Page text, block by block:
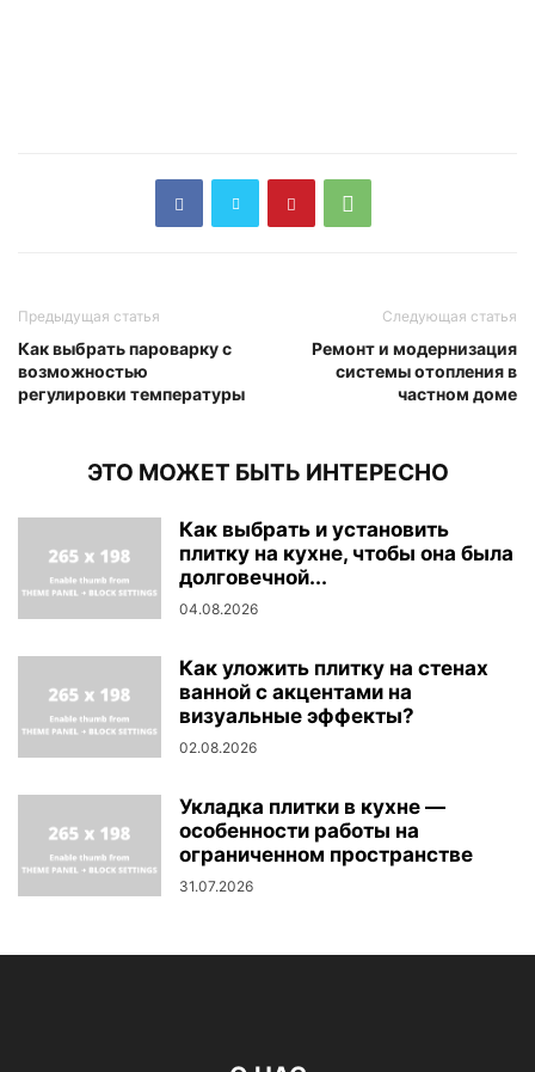
Предыдущая статья
Как выбрать пароварку с
возможностью
регулировки температуры
Следующая статья
Ремонт и модернизация
системы отопления в
частном доме
ЭТО МОЖЕТ БЫТЬ ИНТЕРЕСНО
Как выбрать и установить
плитку на кухне, чтобы она была
долговечной...
04.08.2026
Как уложить плитку на стенах
ванной с акцентами на
визуальные эффекты?
02.08.2026
Укладка плитки в кухне —
особенности работы на
ограниченном пространстве
31.07.2026